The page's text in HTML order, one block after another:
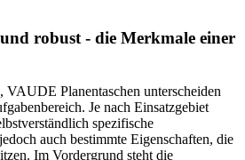
robust - die Merkmale einer
, VAUDE Planentaschen unterscheiden
Je nach Einsatzgebiet
spezifische
auch bestimmte Eigenschaften, die
Im Vordergrund steht die